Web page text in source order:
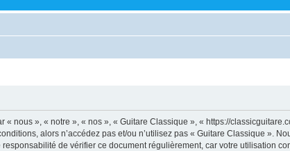
nous », « notre », « nos », « Guitare Classique », « https://
alors n’accédez pas et/ou n’utilisez pas « Guitare Classique ».
de vérifier ce document régulièrement, car votre utilisation